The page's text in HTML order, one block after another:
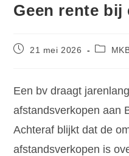
Geen rente
21 mei 2026
Een bv draagt
afstandsverkopen aan
Achteraf blijkt dat de
afstandsverkopen is